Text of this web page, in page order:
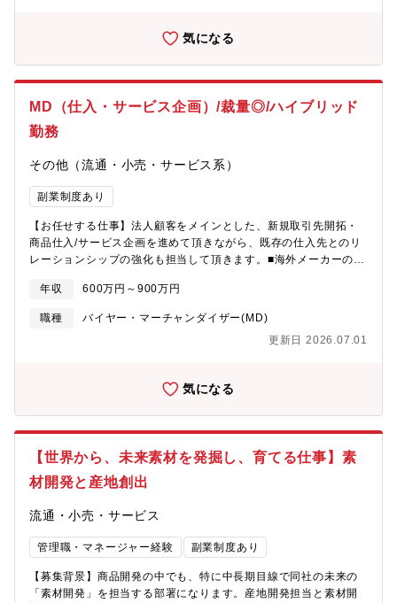
気になる
MD（仕入・サービス企画）/裁量◎/ハイブリッド
勤務
その他（流通・小売・サービス系）
副業制度あり
【お任せする仕事】法人顧客をメインとした、新規取引先開拓・
商品仕入/サービス企画を進めて頂きながら、既存の仕入先とのリ
レーションシップの強化も担当して頂きます。■海外メーカーの新
の情報収集、取引先との商談設定、条件交渉、契約締結■商品仕
入、サービス企画取扱商品の選定、月額等のサービス設計、運用
フロー構築■既存メーカーとのリレーションシップ強化定期的な情
報交換、取引高に対しての条件交渉、販促協力等の共同企画■社内
では600ブランド12万種の家具を取り扱っており、今後は日本国
なっております！【組織構成】メンバー1名のみ【ポジションの魅
イフ) も運営している当社。法人、個人と幅広い顧客のその先のニ
ーズにも長期的に寄り添う商品に携わることができます。また、
視点が身につくのも面白みの一つです。 また弊社の共創型ショー
カー様から協賛いただくことで成り立っている空間になります。
ドの家具を置くのかという選定・配置の部分まで担っていただく
ポジションになりますので、やりがい、面白さも十分に感じてい
年収 600万円～900万円
職種
バイヤー・マーチャンダイザー(MD)
更新日 2026.07.01
気になる
【世界から、未来素材を発掘し、育てる仕事】素
材開発と産地創出
流通・小売・サービス
管理職・マネージャー経験 副業制度あり
【募集背景】商品開発の中でも、特に中長期目線で同社の未来の
「素材開発」を担当する部署になります。産地開発担当と素材開